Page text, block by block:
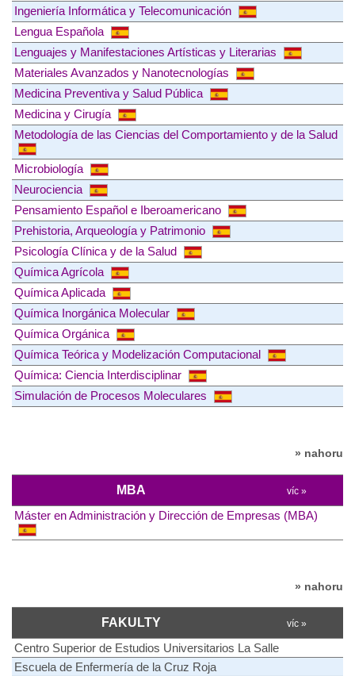
Ingeniería Informática y Telecomunicación
Lengua Española
Lenguajes y Manifestaciones Artísticas y Literarias
Materiales Avanzados y Nanotecnologías
Medicina Preventiva y Salud Pública
Medicina y Cirugía
Metodología de las Ciencias del Comportamiento y de la Salud
Microbiología
Neurociencia
Pensamiento Español e Iberoamericano
Prehistoria, Arqueología y Patrimonio
Psicología Clínica y de la Salud
Química Agrícola
Química Aplicada
Química Inorgánica Molecular
Química Orgánica
Química Teórica y Modelización Computacional
Química: Ciencia Interdisciplinar
Simulación de Procesos Moleculares
» nahoru
MBA víc »
Máster en Administración y Dirección de Empresas (MBA)
» nahoru
FAKULTY víc »
Centro Superior de Estudios Universitarios La Salle
Escuela de Enfermería de la Cruz Roja